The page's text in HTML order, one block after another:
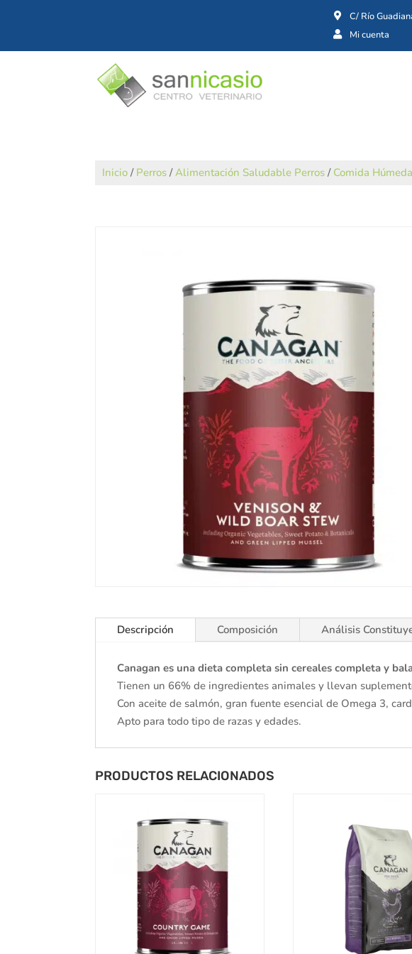


Inicio / Perros /Alimentación Saludable Perros / Comida
Descripción Composición Análisis
Canagan es una dieta completa sin cereales completa y
Tienen un 66% de ingredientes animales y llevan
Con aceite de salmón, gran fuente esencial de Omega 3,
Apto para todo tipo de razas y edades.
PRODUCTOS RELACIONADOS